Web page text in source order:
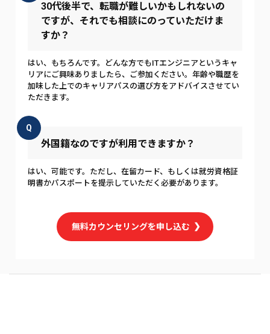
30代後半で、転職が難しいかもしれないの
ですが、それでも相談にのっていただけま
すか？
はい、もちろんです。どんな方でもITエンジニアというキャ
リアにご興味ありましたら、ご参加ください。年齢や職歴を
加味した上でのキャリアパスの選び方をアドバイスさせてい
ただきます。
Q
外国籍なのですが利用できますか？
はい、可能です。ただし、在留カード、もしくは就労資格証
明書かパスポートを提示していただく必要があります。
無料カウンセリングを申し込む